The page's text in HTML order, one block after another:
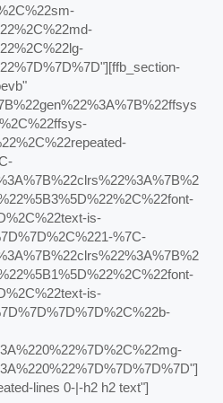
is-
%7C-
is-
lines 0-|-h2 h2 text"]